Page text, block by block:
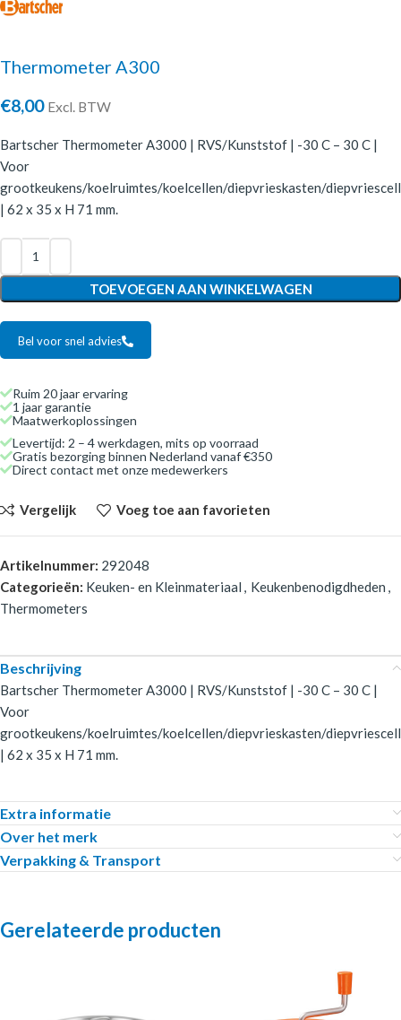
Thermometer A300
€8,00 Excl. BTW
Bartscher Thermometer A3000 | RVS/Kunststof | -30 C – 30 C |
Voor
grootkeukens/koelruimtes/koelcellen/diepvrieskasten/
| 62 x 35 x H 71 mm.
TOEVOEGEN AAN WINKELWAGEN
Bel voor snel advies
Ruim 20 jaar ervaring
1 jaar garantie
Maatwerkoplossingen
Levertijd: 2 – 4 werkdagen, mits op voorraad
Gratis bezorging binnen Nederland vanaf €350
Direct contact met onze medewerkers
Vergelijk Voeg toe aan favorieten
Artikelnummer: 292048
Categorieën: Keuken- en Kleinmateriaal , Keukenbenodigdheden ,
Thermometers
Beschrijving
Bartscher Thermometer A3000 | RVS/Kunststof | -30 C – 30 C |
Voor
grootkeukens/koelruimtes/koelcellen/diepvrieskasten/
| 62 x 35 x H 71 mm.
Extra informatie
Over het merk
Verpakking & Transport
Gerelateerde producten